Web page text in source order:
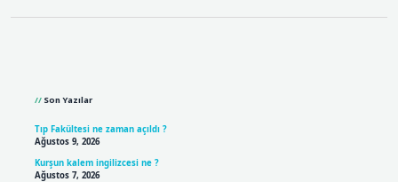
Son Yazılar
Tıp Fakültesi ne zaman açıldı ?
Ağustos 9, 2026
Kurşun kalem ingilizcesi ne ?
Ağustos 7, 2026